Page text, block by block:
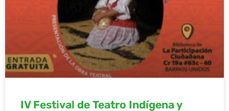
IV Festival de Teatro Indígena y